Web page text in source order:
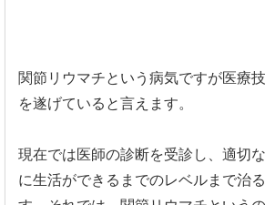
関節リウマチという病気ですが医療
を遂げていると言えます。
現在では医師の診断を受診し、適切
に生活ができるまでのレベルまで治